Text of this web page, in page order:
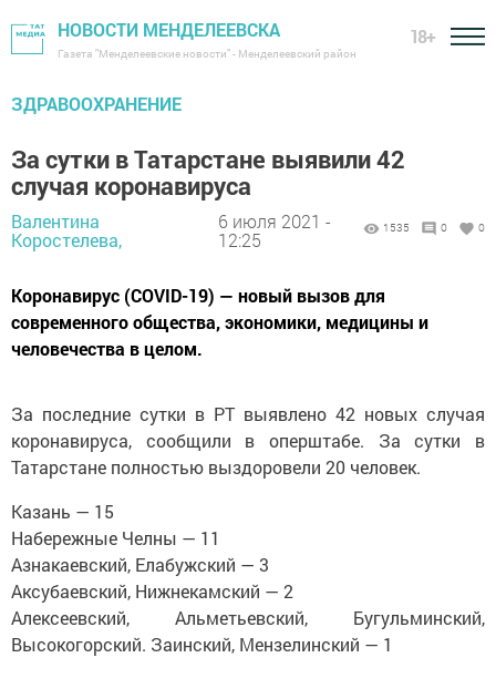
НОВОСТИ МЕНДЕЛЕЕВСКА
Газета "Менделеевские новости" - Менделеевский район
18+
ЗДРАВООХРАНЕНИЕ
За сутки в Татарстане выявили 42
случая коронавируса
Валентина
Коростелева,
6 июля 2021 -
12:25
1535 0 0
Коронавирус (COVID-19) — новый вызов для
современного общества, экономики, медицины и
человечества в целом.
За последние сутки в РТ выявлено 42 новых случая
коронавируса, сообщили в оперштабе. За сутки в
Татарстане полностью выздоровели 20 человек.
Казань — 15
Набережные Челны — 11
Азнакаевский, Елабужский — 3
Аксубаевский, Нижнекамский — 2
Алексеевский, Альметьевский, Бугульминский,
Высокогорский. Заинский, Мензелинский — 1